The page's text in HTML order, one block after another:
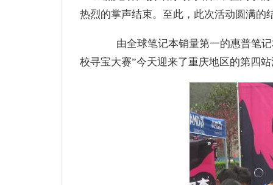
热烈的掌声结束。至此，此次活动圆满的
由全球笔记本销量第一的惠普笔记
校寻宝大赛”今天迎来了重庆地区的第四